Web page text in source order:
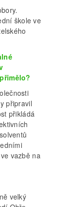
škole ve
připravil
přikládá
vazbě na
velký